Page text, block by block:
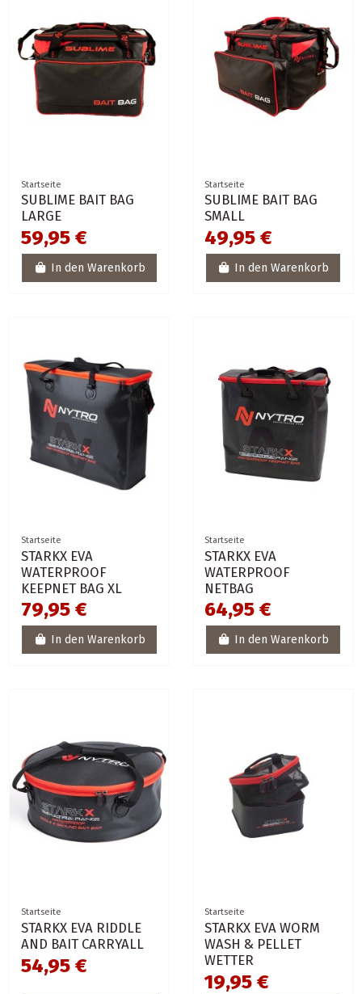
Startseite
SUBLIME BAIT BAG
LARGE
59,95 €
In den Warenkorb
Startseite
SUBLIME BAIT BAG
SMALL
49,95 €
In den Warenkorb
Startseite
STARKX EVA
WATERPROOF
KEEPNET BAG XL
79,95 €
In den Warenkorb
Startseite
STARKX EVA
WATERPROOF
NETBAG
64,95 €
In den Warenkorb
Startseite
STARKX EVA RIDDLE
AND BAIT CARRYALL
54,95 €
Startseite
STARKX EVA WORM
WASH & PELLET
WETTER
19,95 €